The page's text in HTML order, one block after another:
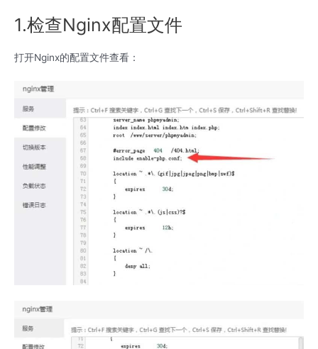
1.检查Nginx配置文件
打开Nginx的配置文件查看：